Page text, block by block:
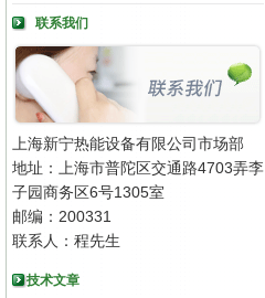
联系我们
上海新宁热能设备有限公司市场部
地址：上海市普陀区交通路4703弄李
子园商务区6号1305室
邮编：200331
联系人：程先生
技术文章